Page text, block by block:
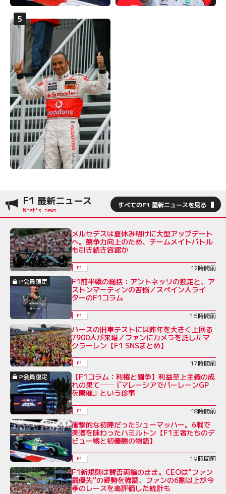
F1 最新ニュース すべてのF1 最新ニュースを見る
メルセデスは夏休み明けに大型アップデート
へ。競争力向上のため、チームメイトバトル
も引き続き容認か
F1
12時間前
P会員限定
F1前半戦の総括：アントネッリの独走と、ア
ストンマーティンの苦悩／スペイン人ライ
ターのF1コラム
F1 16時間前
ハースの旧車テストには昨年を大きく上回る
7900人が来場／ファンにカメラを託したマ
クラーレン【F1 SNSまとめ】
F1
17時間前
P会員限定
【F1コラム：利権と闘争】利益至上主義の成
れの果て──『マレーシアでバーレーンGP
を開催』という珍事
F1 18時間前
衝撃的な初陣だったシューマッハー。6戦で
美酒を味わったハミルトン【F1王者たちのデ
ビュー戦と初優勝の物語】
F1 19時間前
F1新規則は賛否両論のまま。CEOは“ファン
最優先”の姿勢を強調、ファンの6割以上が今
季のレースを高評価した統計も